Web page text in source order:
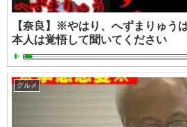
【奈良】※やはり、へずまりゅう
本人は覚悟して聞いてください
グルメ